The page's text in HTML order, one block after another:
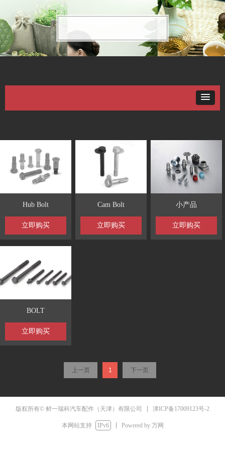
Hub Bolt
立即购买
Cam Bolt
立即购买
小产品
立即购买
BOLT
立即购买
上一页 1 下一页
版权所有© 鲜一瑞科汽车配件（天津）有限公司 津ICP备17009123号-2
本网站支持 IPv6 Powered by 万网